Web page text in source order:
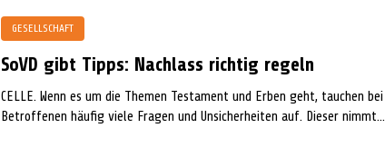
SoVD gibt Tipps: Nachlass richtig regeln
CELLE. Wenn es um die Themen Testament und Erben geht, tauchen bei
Betroffenen häufig viele Fragen und Unsicherheiten auf. Dieser nimmt...
GESELLSCHAFT